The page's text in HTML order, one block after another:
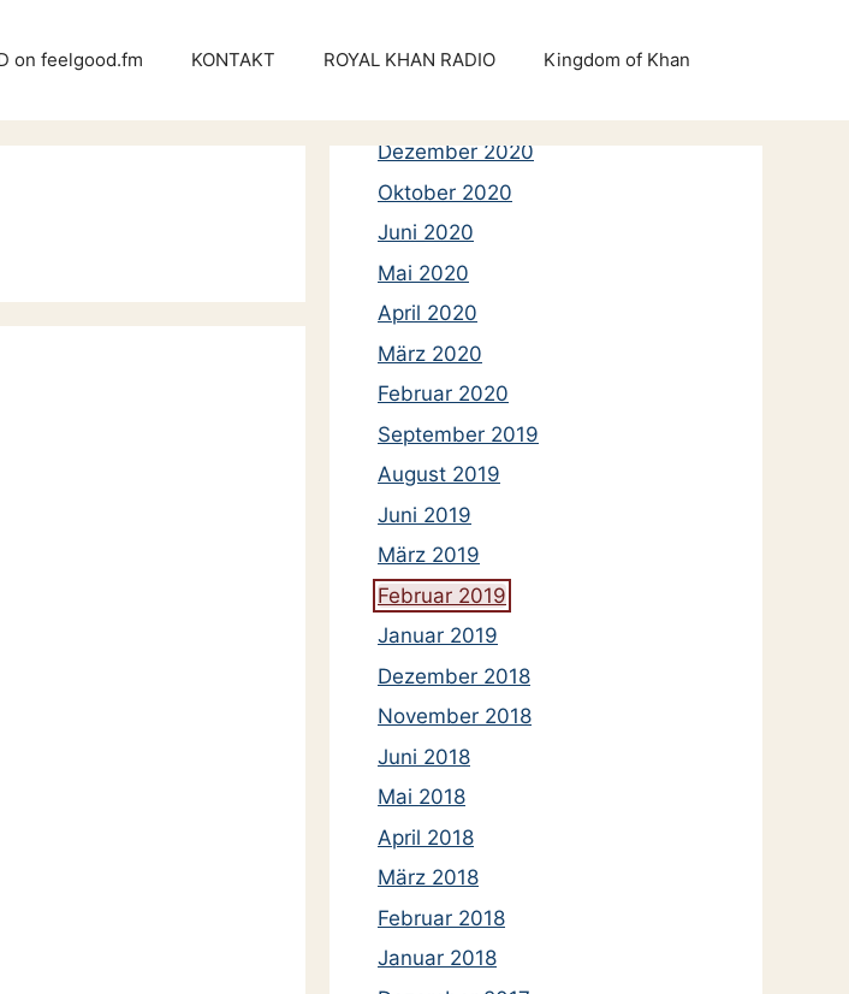
on feelgood.fm KONTAKT ROYAL KHAN RADIO Kingdom of Khan
März 2021
Dezember 2020
Oktober 2020
Juni 2020
Mai 2020
April 2020
März 2020
Februar 2020
September 2019
August 2019
Juni 2019
März 2019
Februar 2019
Januar 2019
Dezember 2018
November 2018
Juni 2018
Mai 2018
April 2018
März 2018
Februar 2018
Januar 2018